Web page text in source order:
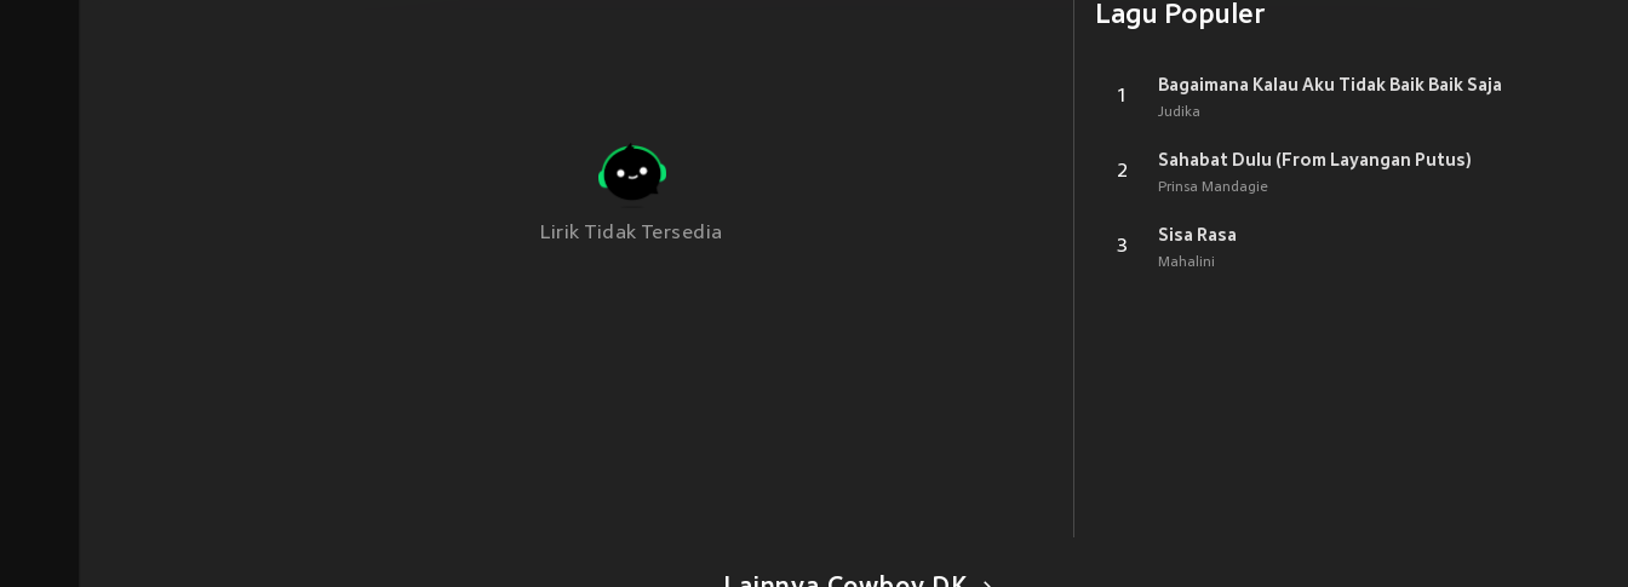
Lirik Tidak Tersedia
Lagu Populer
1
Bagaimana Kalau Aku Tidak Baik Baik Saja
Judika
2
Sahabat Dulu (From Layangan Putus)
Prinsa Mandagie
3
Sisa Rasa
Mahalini